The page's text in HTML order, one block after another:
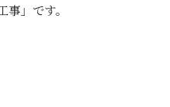
」です。